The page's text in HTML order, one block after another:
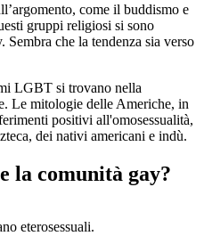
come il buddismo e
gruppi religiosi si sono
che la tendenza sia verso
LGBT si trovano nella
Le mitologie delle Americhe, in
positivi all'omosessualità,
dei nativi americani e indù.
la comunità gay?
eterosessuali.